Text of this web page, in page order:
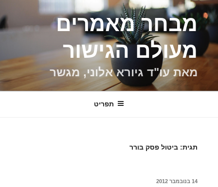
דילוג
לתוכןמבחר מאמרים
מעולם הגישור
מאת עו"ד גיורא אלוני, מגשר
תפריט
תגית: ביטול פסק בורר
פורסם
14 בנובמבר 2012